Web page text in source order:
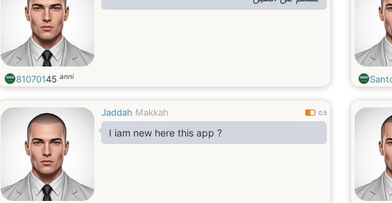
81070145 anni
Jaddah Makkah 0.5
I iam new here this app ?